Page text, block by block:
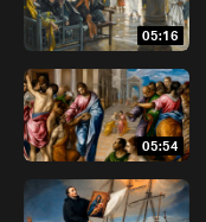
05:16
05:54